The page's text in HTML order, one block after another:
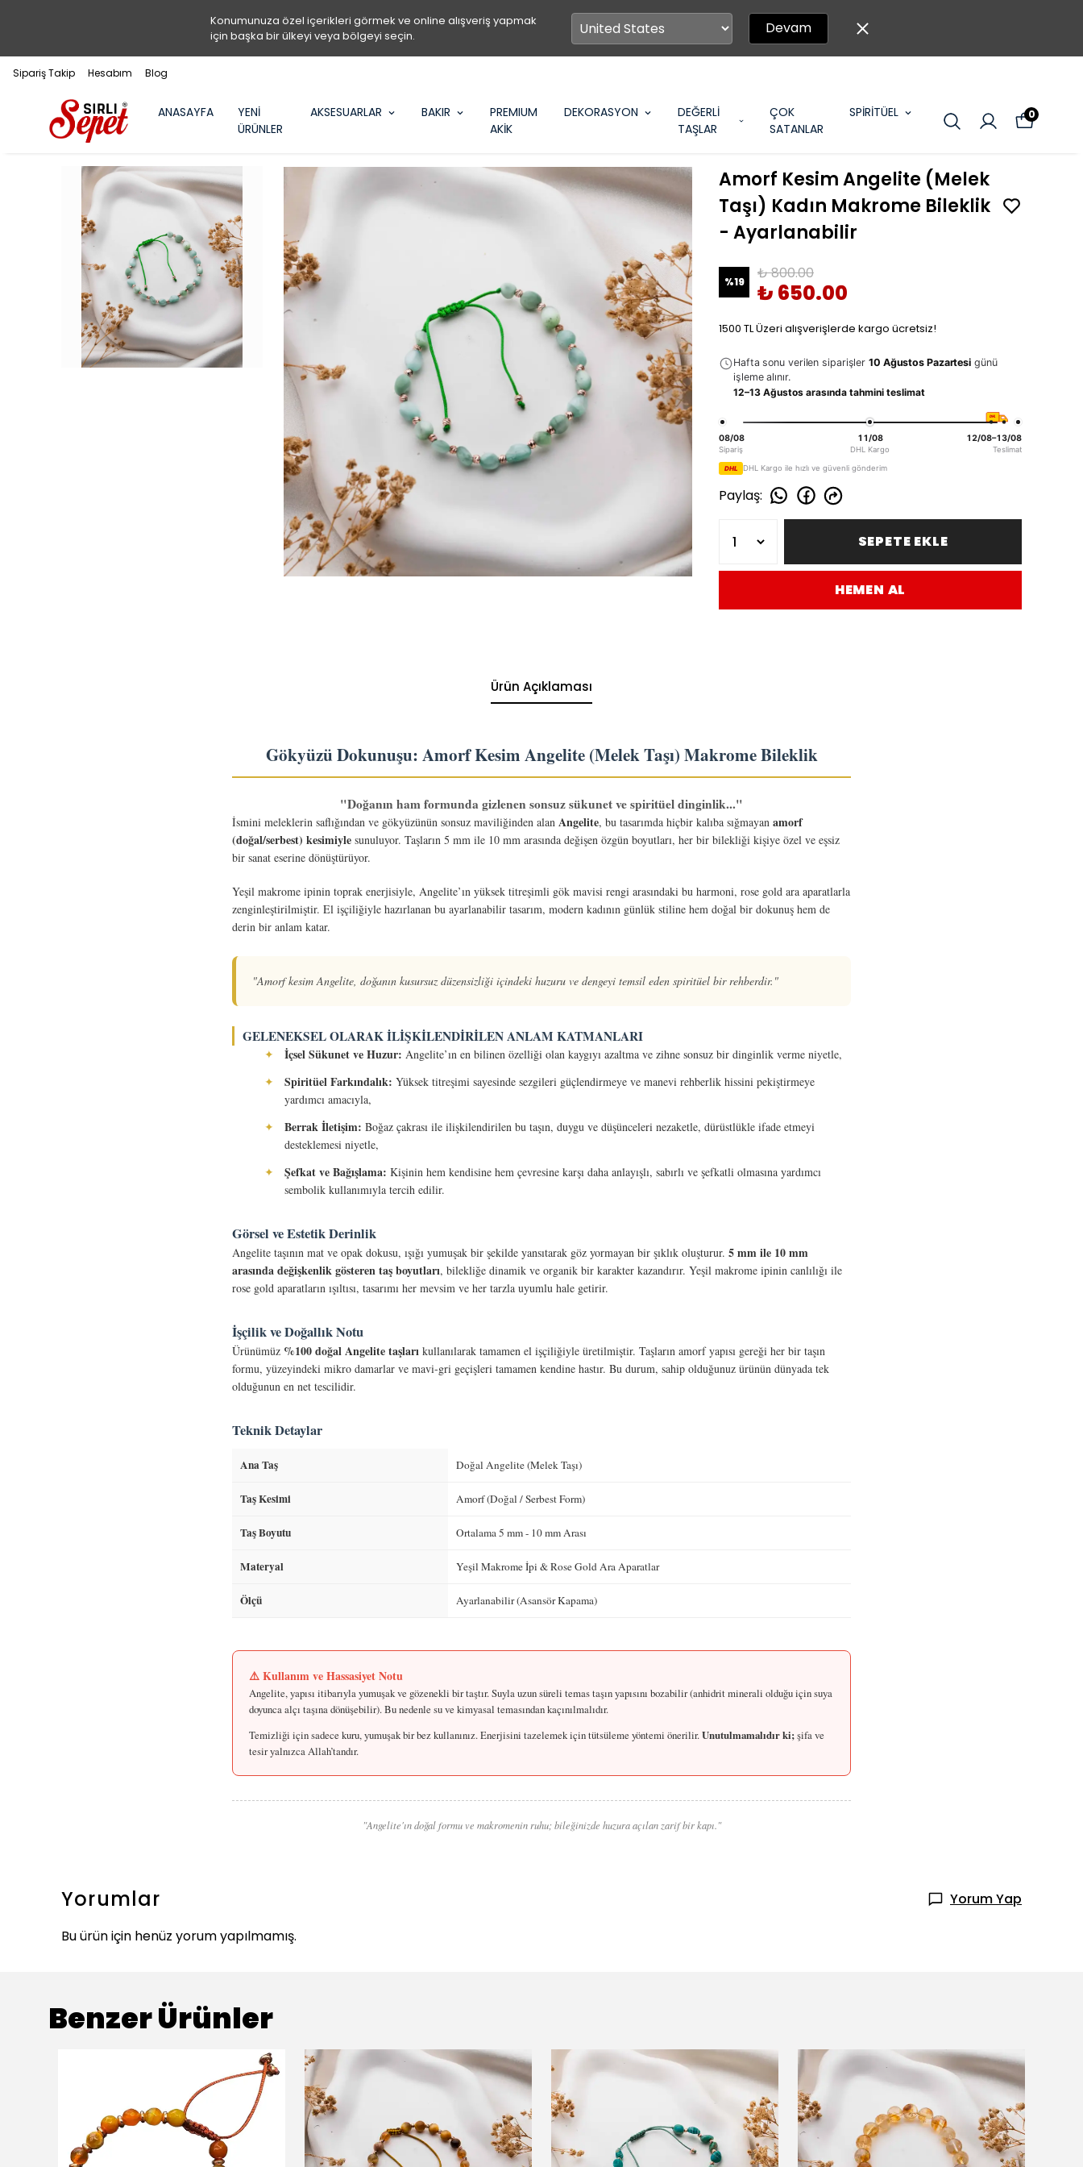
Konumunuza özel içerikleri görmek ve online alışveriş yapmak
için başka bir ülkeyi veya bölgeyi seçin.
Devam
Sipariş Takip Hesabım Blog
ANASAYFA
YENİ
ÜRÜNLER
AKSESUARLAR BAKIR
PREMIUM
AKİK
DEKORASYON
DEĞERLİ
TAŞLAR
ÇOK
SATANLAR
SPİRİTÜEL 0
Amorf Kesim Angelite (Melek
Taşı) Kadın Makrome Bileklik
- Ayarlanabilir
%19 ₺ 800.00
₺ 650.00
1500 TL Üzeri alışverişlerde kargo ücretsiz!
Hafta sonu verilen siparişler 10 Ağustos Pazartesi günü
işleme alınır.
12–13 Ağustos arasında tahmini teslimat
08/08
Sipariş
11/08
DHL Kargo
12/08–13/08
Teslimat
DHL DHL Kargo ile hızlı ve güvenli gönderim
Paylaş:
SEPETE EKLE
HEMEN AL
Ürün Açıklaması
Gökyüzü Dokunuşu: Amorf Kesim Angelite (Melek Taşı) Makrome Bileklik
"Doğanın ham formunda gizlenen sonsuz sükunet ve spiritüel dinginlik..."
İsmini meleklerin saflığından ve gökyüzünün sonsuz maviliğinden alan Angelite, bu tasarımda hiçbir kalıba sığmayan amorf
(doğal/serbest) kesimiyle sunuluyor. Taşların 5 mm ile 10 mm arasında değişen özgün boyutları, her bir bilekliği kişiye özel ve eşsiz
bir sanat eserine dönüştürüyor.
Yeşil makrome ipinin toprak enerjisiyle, Angelite’ın yüksek titreşimli gök mavisi rengi arasındaki bu harmoni, rose gold ara aparatlarla
zenginleştirilmiştir. El işçiliğiyle hazırlanan bu ayarlanabilir tasarım, modern kadının günlük stiline hem doğal bir dokunuş hem de
derin bir anlam katar.
"Amorf kesim Angelite, doğanın kusursuz düzensizliği içindeki huzuru ve dengeyi temsil eden spiritüel bir rehberdir."
GELENEKSEL OLARAK İLIŞKILENDIRILEN ANLAM KATMANLARI
✦ İçsel Sükunet ve Huzur: Angelite’ın en bilinen özelliği olan kaygıyı azaltma ve zihne sonsuz bir dinginlik verme niyetle,
✦
Spiritüel Farkındalık: Yüksek titreşimi sayesinde sezgileri güçlendirmeye ve manevi rehberlik hissini pekiştirmeye
yardımcı amacıyla,
✦
Berrak İletişim: Boğaz çakrası ile ilişkilendirilen bu taşın, duygu ve düşünceleri nezaketle, dürüstlükle ifade etmeyi
desteklemesi niyetle,
✦
Şefkat ve Bağışlama: Kişinin hem kendisine hem çevresine karşı daha anlayışlı, sabırlı ve şefkatli olmasına yardımcı
sembolik kullanımıyla tercih edilir.
Görsel ve Estetik Derinlik
Angelite taşının mat ve opak dokusu, ışığı yumuşak bir şekilde yansıtarak göz yormayan bir şıklık oluşturur. 5 mm ile 10 mm
arasında değişkenlik gösteren taş boyutları, bilekliğe dinamik ve organik bir karakter kazandırır. Yeşil makrome ipinin canlılığı ile
rose gold aparatların ışıltısı, tasarımı her mevsim ve her tarzla uyumlu hale getirir.
İşçilik ve Doğallık Notu
Ürünümüz %100 doğal Angelite taşları kullanılarak tamamen el işçiliğiyle üretilmiştir. Taşların amorf yapısı gereği her bir taşın
formu, yüzeyindeki mikro damarlar ve mavi-gri geçişleri tamamen kendine hastır. Bu durum, sahip olduğunuz ürünün dünyada tek
olduğunun en net tescilidir.
Teknik Detaylar
Ana Taş Doğal Angelite (Melek Taşı)
Taş Kesimi Amorf (Doğal / Serbest Form)
Taş Boyutu Ortalama 5 mm - 10 mm Arası
Materyal Yeşil Makrome İpi & Rose Gold Ara Aparatlar
Ölçü Ayarlanabilir (Asansör Kapama)
⚠️ Kullanım ve Hassasiyet Notu
Angelite, yapısı itibarıyla yumuşak ve gözenekli bir taştır. Suyla uzun süreli temas taşın yapısını bozabilir (anhidrit minerali olduğu için suya
doyunca alçı taşına dönüşebilir). Bu nedenle su ve kimyasal temasından kaçınılmalıdır.
Temizliği için sadece kuru, yumuşak bir bez kullanınız. Enerjisini tazelemek için tütsüleme yöntemi önerilir.Unutulmamalıdır ki;şifa ve
tesir yalnızca Allah’tandır.
"Angelite'ın doğal formu ve makromenin ruhu; bileğinizde huzura açılan zarif bir kapı."
Yorumlar
Yorum Yap
Bu ürün için henüz yorum yapılmamış.
Benzer Ürünler